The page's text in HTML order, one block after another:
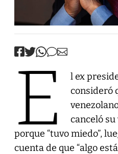
E
l ex
consideró
canceló
porque “tuvo miedo”,
cuenta de que “algo